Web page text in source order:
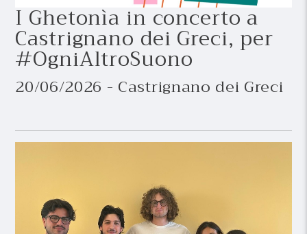
I Ghetonìa in concerto a
Castrignano dei Greci, per
#OgniAltroSuono
20/06/2026 - Castrignano dei Greci